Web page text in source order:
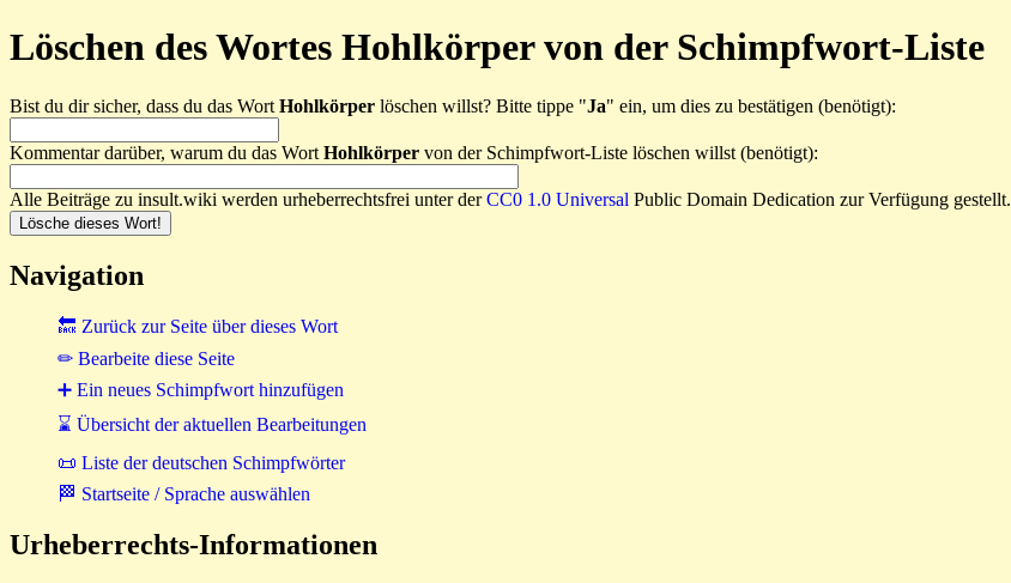
Löschen des Wortes Hohlkörper von der Schimpfwort-Liste
Bist du dir sicher, dass du das Wort Hohlkörper löschen willst? Bitte tippe "Ja" ein, um dies zu bestätigen (benötigt):
Kommentar darüber, warum du das Wort Hohlkörper von der Schimpfwort-Liste löschen willst (benötigt):
Alle Beiträge zu insult.wiki werden urheberrechtsfrei unter derCC0 1.0 Universal Public Domain Dedication zur Verfügung gestellt.
Navigation
🔙 Zurück zur Seite über dieses Wort
✏ Bearbeite diese Seite
➕ Ein neues Schimpfwort hinzufügen
⌛ Übersicht der aktuellen Bearbeitungen
📜 Liste der deutschen Schimpfwörter
🏁 Startseite / Sprache auswählen
Urheberrechts-Informationen